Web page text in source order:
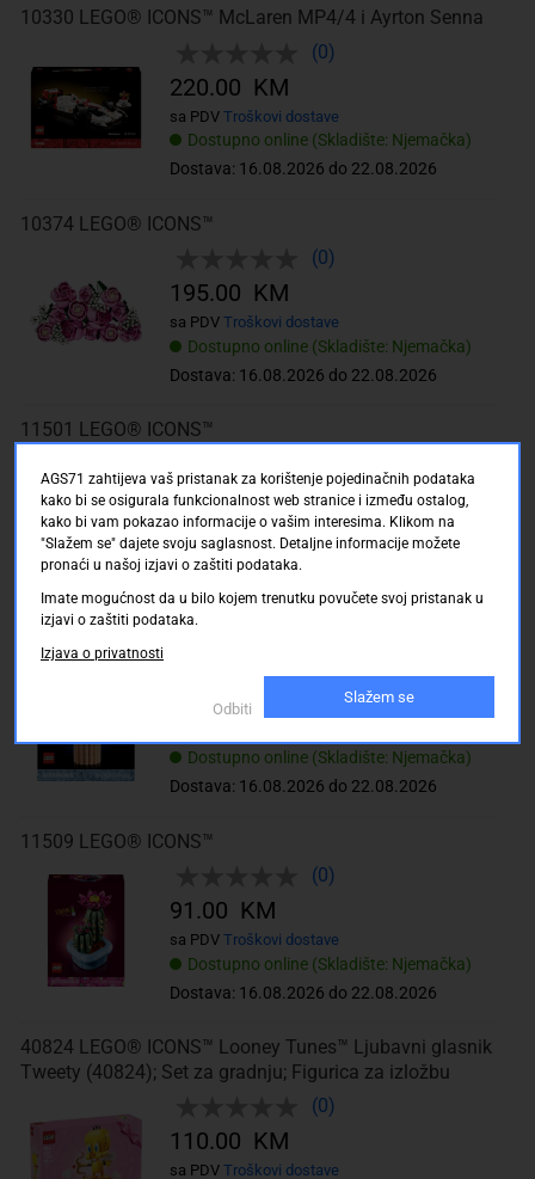
10330 LEGO® ICONS™ McLaren MP4/4 i Ayrton Senna
(0)
Dostupno online (Skladište: Njemačka)
Dostava: 16.08.2026 do 22.08.2026
220.00 KM
sa PDV Troškovi dostave
10374 LEGO® ICONS™
(0)
Dostupno online (Skladište: Njemačka)
Dostava: 16.08.2026 do 22.08.2026
195.00 KM
sa PDV Troškovi dostave
11501 LEGO® ICONS™
Dostupno online (Skladište: Njemačka)
195.00 KM
sa PDV Troškovi dostave
Dostupno online (Skladište: Njemačka)
Dostava: 16.08.2026 do 22.08.2026
195.00 KM
11509 LEGO® ICONS™
(0)
Dostupno online (Skladište: Njemačka)
Dostava: 16.08.2026 do 22.08.2026
91.00 KM
sa PDV Troškovi dostave
40824 LEGO® ICONS™ Looney Tunes™ Ljubavni glasnik
Tweety (40824); Set za gradnju; Figurica za izložbu
(0)
110.00 KM
sa PDV Troškovi dostave
AGS71 zahtijeva vaš pristanak za korištenje pojedinačnih podataka
kako bi se osigurala funkcionalnost web stranice i između ostalog,
kako bi vam pokazao informacije o vašim interesima. Klikom na
"Slažem se" dajete svoju saglasnost. Detaljne informacije možete
pronaći u našoj izjavi o zaštiti podataka.
Imate mogućnost da u bilo kojem trenutku povučete svoj pristanak u
izjavi o zaštiti podataka.
Izjava o privatnosti
Odbiti
Slažem se